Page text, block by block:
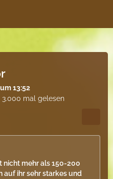
13:52
3.000 mal gelesen
nicht mehr als 150-200
auf ihr sehr starkes und